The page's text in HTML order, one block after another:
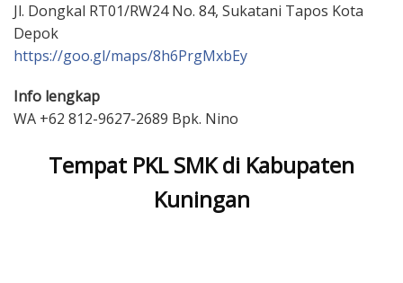
Jl. Dongkal RT01/RW24 No. 84, Sukatani Tapos Kota
Depok
https://goo.gl/maps/8h6PrgMxbEy
Info lengkap
WA +62 812-9627-2689 Bpk. Nino
Tempat PKL SMK di Kabupaten
Kuningan